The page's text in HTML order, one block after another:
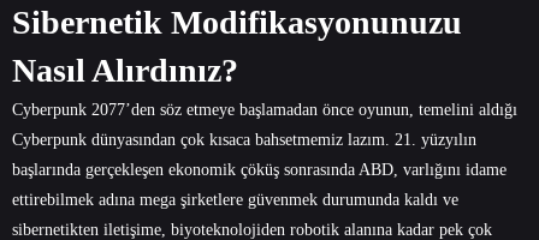
Sibernetik Modifikasyonunuzu
Nasıl Alırdınız?
Cyberpunk 2077’den söz etmeye başlamadan önce oyunun, temelini aldığı
Cyberpunk dünyasından çok kısaca bahsetmemiz lazım. 21. yüzyılın
başlarında gerçekleşen ekonomik çöküş sonrasında ABD, varlığını idame
ettirebilmek adına mega şirketlere güvenmek durumunda kaldı ve
sibernetikten iletişime, biyoteknolojiden robotik alanına kadar pek çok